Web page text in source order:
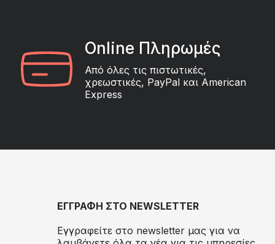
Online Πληρωμές
Από όλες τις πιστωτικές,
χρεωστικές, PayPal και American
Express
ΕΓΓΡΑΦΗ ΣΤΟ NEWSLETTER
Εγγραφείτε στο newsletter μας για να